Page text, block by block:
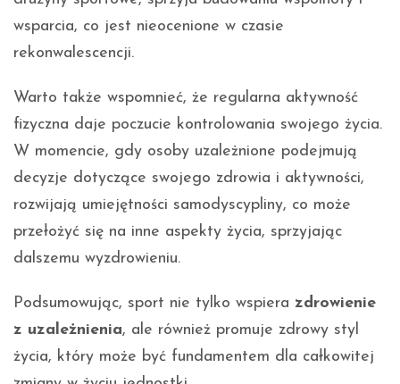
wsparcia, co jest nieocenione w czasie
rekonwalescencji.
Warto także wspomnieć, że regularna aktywność
fizyczna daje poczucie kontrolowania swojego życia.
W momencie, gdy osoby uzależnione podejmują
decyzje dotyczące swojego zdrowia i aktywności,
rozwijają umiejętności samodyscypliny, co może
przełożyć się na inne aspekty życia, sprzyjając
dalszemu wyzdrowieniu.
Podsumowując, sport nie tylko wspiera zdrowienie
z uzależnienia, ale również promuje zdrowy styl
życia, który może być fundamentem dla całkowitej